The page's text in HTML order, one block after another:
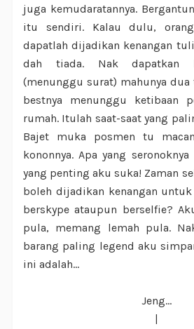
juga kemudaratannya.
itu sendiri. Kalau dulu,
dapatlah dijadikan kenangan
dah tiada. Nak dapatkan
(menunggu surat) mahunya
bestnya menunggu ketibaan
rumah. Itulah saat-saat yang
Bajet muka posmen tu
kononnya. Apa yang
yang penting aku suka! Zaman
boleh dijadikan kenangan
berskype ataupun berselfie?
pula, memang lemah pula.
barang paling legend aku
ini adalah...
Jeng...
|